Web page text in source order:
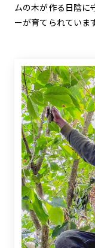
ムの木が作る日陰に
ーが育てられていま